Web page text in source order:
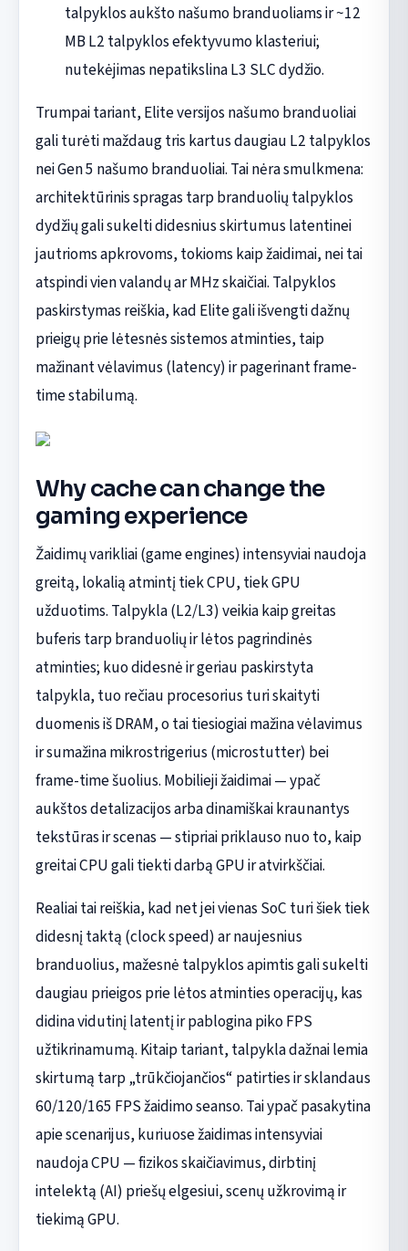
talpyklos aukšto našumo branduoliams ir ~12
MB L2 talpyklos efektyvumo klasteriui;
nutekėjimas nepatikslina L3 SLC dydžio.
Trumpai tariant, Elite versijos našumo branduoliai
gali turėti maždaug tris kartus daugiau L2 talpyklos
nei Gen 5 našumo branduoliai. Tai nėra smulkmena:
architektūrinis spragas tarp branduolių talpyklos
dydžių gali sukelti didesnius skirtumus latentinei
jautrioms apkrovoms, tokioms kaip žaidimai, nei tai
atspindi vien valandų ar MHz skaičiai. Talpyklos
paskirstymas reiškia, kad Elite gali išvengti dažnų
prieigų prie lėtesnės sistemos atminties, taip
mažinant vėlavimus (latency) ir pagerinant frame-
time stabilumą.
Why cache can change the
gaming experience
Žaidimų varikliai (game engines) intensyviai naudoja
greitą, lokalią atmintį tiek CPU, tiek GPU
užduotims. Talpykla (L2/L3) veikia kaip greitas
buferis tarp branduolių ir lėtos pagrindinės
atminties; kuo didesnė ir geriau paskirstyta
talpykla, tuo rečiau procesorius turi skaityti
duomenis iš DRAM, o tai tiesiogiai mažina vėlavimus
ir sumažina mikrostrigerius (microstutter) bei
frame-time šuolius. Mobilieji žaidimai — ypač
aukštos detalizacijos arba dinamiškai kraunantys
tekstūras ir scenas — stipriai priklauso nuo to, kaip
greitai CPU gali tiekti darbą GPU ir atvirkščiai.
Realiai tai reiškia, kad net jei vienas SoC turi šiek tiek
didesnį taktą (clock speed) ar naujesnius
branduolius, mažesnė talpyklos apimtis gali sukelti
daugiau prieigos prie lėtos atminties operacijų, kas
didina vidutinį latentį ir pablogina piko FPS
užtikrinamumą. Kitaip tariant, talpykla dažnai lemia
skirtumą tarp „trūkčiojančios“ patirties ir sklandaus
60/120/165 FPS žaidimo seanso. Tai ypač pasakytina
apie scenarijus, kuriuose žaidimas intensyviai
naudoja CPU — fizikos skaičiavimus, dirbtinį
intelektą (AI) priešų elgesiui, scenų užkrovimą ir
tiekimą GPU.